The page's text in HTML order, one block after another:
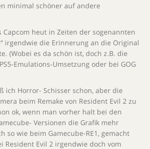
minimal schöner auf andere
Capcom heut in Zeiten der sogenannten
irgendwie die Erinnerung an die Original
(Wobei es da schön ist, doch z.B. die
Emulations-Umsetzung oder bei GOG
ich Horror- Schisser schon, aber die
beim Remake von Resident Evil 2 zu
ok, wenn man vorher halt bei den
Versionen die Grafik mehr
so wie beim Gamecube-RE1, gemacht
Resident Evil 2 irgendwie doch vom